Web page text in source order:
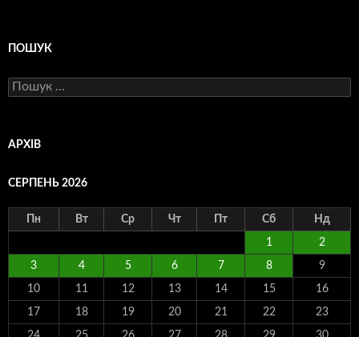
ПОШУК
Пошук:
АРХІВ
СЕРПЕНЬ 2026
Пн Вт Ср Чт Пт Сб Нд
1 2
3 4 5 6 7 8 9
10 11 12 13 14 15 16
17 18 19 20 21 22 23